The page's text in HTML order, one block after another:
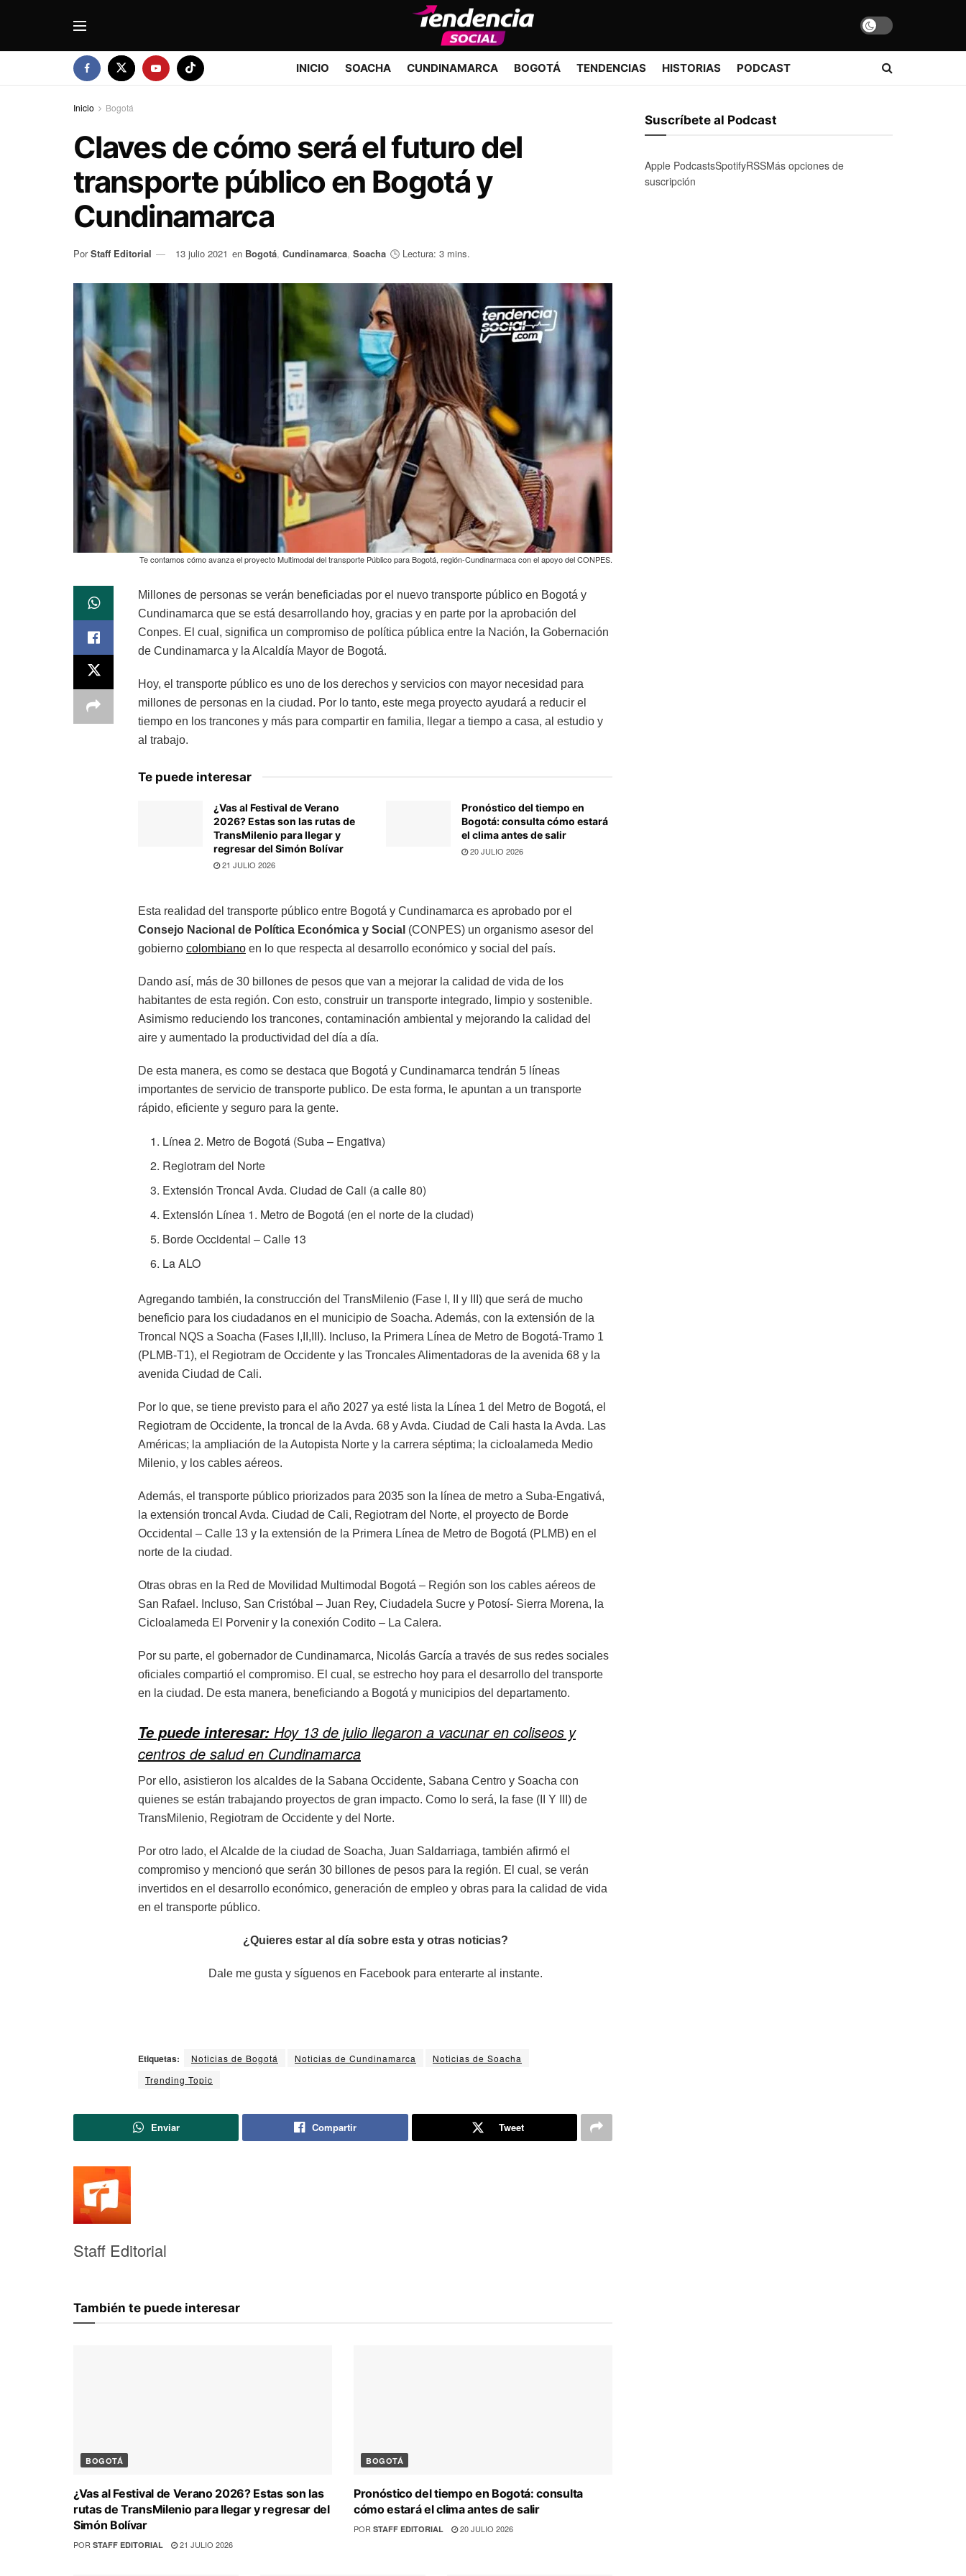
INICIO SOACHA CUNDINAMARCA BOGOTÁ TENDENCIAS HISTORIAS PODCAST
Inicio Bogotá
Claves de cómo será el futuro del
transporte público en Bogotá y
Cundinamarca
Por Staff Editorial 13 julio 2021 en Bogotá, Cundinamarca, Soacha 🕒 Lectura: 3 mins.
Te contamos cómo avanza el proyecto Multimodal del transporte Público para Bogotá, región-Cundinarmaca con el apoyo del CONPES.
Millones de personas se verán beneficiadas por el nuevo transporte público en Bogotá y
Cundinamarca que se está desarrollando hoy, gracias y en parte por la aprobación del
Conpes. El cual, significa un compromiso de política pública entre la Nación, la Gobernación
de Cundinamarca y la Alcaldía Mayor de Bogotá.
Hoy, el transporte público es uno de los derechos y servicios con mayor necesidad para
millones de personas en la ciudad. Por lo tanto, este mega proyecto ayudará a reducir el
tiempo en los trancones y más para compartir en familia, llegar a tiempo a casa, al estudio y
al trabajo.
Te puede interesar
¿Vas al Festival de Verano
2026? Estas son las rutas de
TransMilenio para llegar y
regresar del Simón Bolívar
21 JULIO 2026
Pronóstico del tiempo en
Bogotá: consulta cómo estará
el clima antes de salir
20 JULIO 2026
Esta realidad del transporte público entre Bogotá y Cundinamarca es aprobado por el
Consejo Nacional de Política Económica y Social (CONPES) un organismo asesor del
gobierno colombiano en lo que respecta al desarrollo económico y social del país.
Dando así, más de 30 billones de pesos que van a mejorar la calidad de vida de los
habitantes de esta región. Con esto, construir un transporte integrado, limpio y sostenible.
Asimismo reduciendo los trancones, contaminación ambiental y mejorando la calidad del
aire y aumentado la productividad del día a día.
De esta manera, es como se destaca que Bogotá y Cundinamarca tendrán 5 líneas
importantes de servicio de transporte publico. De esta forma, le apuntan a un transporte
rápido, eficiente y seguro para la gente.
Línea 2. Metro de Bogotá (Suba – Engativa)
Regiotram del Norte
Extensión Troncal Avda. Ciudad de Cali (a calle 80)
Extensión Línea 1. Metro de Bogotá (en el norte de la ciudad)
Borde Occidental – Calle 13
La ALO
Agregando también, la construcción del TransMilenio (Fase I, II y III) que será de mucho
beneficio para los ciudadanos en el municipio de Soacha. Además, con la extensión de la
Troncal NQS a Soacha (Fases I,II,III). Incluso, la Primera Línea de Metro de Bogotá-Tramo 1
(PLMB-T1), el Regiotram de Occidente y las Troncales Alimentadoras de la avenida 68 y la
avenida Ciudad de Cali.
Por lo que, se tiene previsto para el año 2027 ya esté lista la Línea 1 del Metro de Bogotá, el
Regiotram de Occidente, la troncal de la Avda. 68 y Avda. Ciudad de Cali hasta la Avda. Las
Américas; la ampliación de la Autopista Norte y la carrera séptima; la cicloalameda Medio
Milenio, y los cables aéreos.
Además, el transporte público priorizados para 2035 son la línea de metro a Suba-Engativá,
la extensión troncal Avda. Ciudad de Cali, Regiotram del Norte, el proyecto de Borde
Occidental – Calle 13 y la extensión de la Primera Línea de Metro de Bogotá (PLMB) en el
norte de la ciudad.
Otras obras en la Red de Movilidad Multimodal Bogotá – Región son los cables aéreos de
San Rafael. Incluso, San Cristóbal – Juan Rey, Ciudadela Sucre y Potosí- Sierra Morena, la
Cicloalameda El Porvenir y la conexión Codito – La Calera.
Por su parte, el gobernador de Cundinamarca, Nicolás García a través de sus redes sociales
oficiales compartió el compromiso. El cual, se estrecho hoy para el desarrollo del transporte
en la ciudad. De esta manera, beneficiando a Bogotá y municipios del departamento.
Te puede interesar: Hoy 13 de julio llegaron a vacunar en coliseos y
centros de salud en Cundinamarca
Por ello, asistieron los alcaldes de la Sabana Occidente, Sabana Centro y Soacha con
quienes se están trabajando proyectos de gran impacto. Como lo será, la fase (II Y III) de
TransMilenio, Regiotram de Occidente y del Norte.
Por otro lado, el Alcalde de la ciudad de Soacha, Juan Saldarriaga, también afirmó el
compromiso y mencionó que serán 30 billones de pesos para la región. El cual, se verán
invertidos en el desarrollo económico, generación de empleo y obras para la calidad de vida
en el transporte público.
¿Quieres estar al día sobre esta y otras noticias?
Dale me gusta y síguenos en Facebook para enterarte al instante.
Etiquetas: Noticias de Bogotá Noticias de Cundinamarca
Noticias de Soacha
Trending Topic
Enviar Compartir Tweet
Staff Editorial
También te puede interesar
BOGOTÁ
¿Vas al Festival de Verano 2026? Estas son las
rutas de TransMilenio para llegar y regresar del
Simón Bolívar
POR STAFF EDITORIAL 21 JULIO 2026
BOGOTÁ
Pronóstico del tiempo en Bogotá: consulta
cómo estará el clima antes de salir
POR STAFF EDITORIAL 20 JULIO 2026
Suscríbete al Podcast
Apple PodcastsSpotifyRSSMás opciones de
suscripción